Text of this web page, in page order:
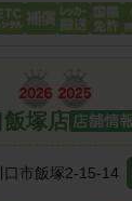
飯塚店
口市飯塚2-15-14